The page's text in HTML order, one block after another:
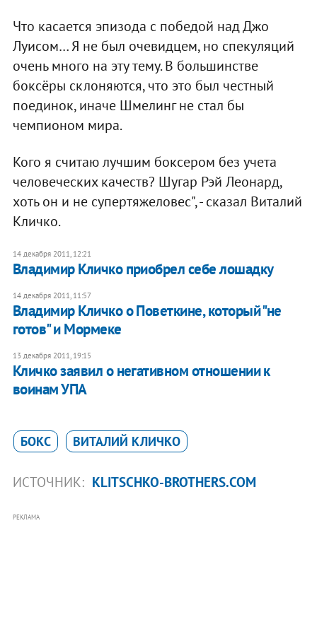
Что касается эпизода с победой над Джо
Луисом… Я не был очевидцем, но спекуляций
очень много на эту тему. В большинстве
боксёры склоняются, что это был честный
поединок, иначе Шмелинг не стал бы
чемпионом мира.
Кого я считаю лучшим боксером без учета
человеческих качеств? Шугар Рэй Леонард,
хоть он и не супертяжеловес", - сказал Виталий
Кличко.
14 декабря 2011, 12:21
Владимир Кличко приобрел себе лошадку
14 декабря 2011, 11:57
Владимир Кличко о Поветкине, который "не
готов" и Мормеке
13 декабря 2011, 19:15
Кличко заявил о негативном отношении к
воинам УПА
БОКС ВИТАЛИЙ КЛИЧКО
ИСТОЧНИК: KLITSCHKO-BROTHERS.COM
РЕКЛАМА